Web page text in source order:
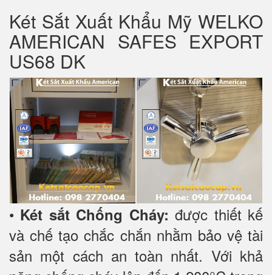
Két Sắt Xuất Khẩu Mỹ WELKO
AMERICAN SAFES EXPORT
US68 DK
• Két sắt Chống Cháy: được thiết kế
và chế tạo chắc chắn nhằm bảo vệ tài
sản một cách an toàn nhất. Với khả